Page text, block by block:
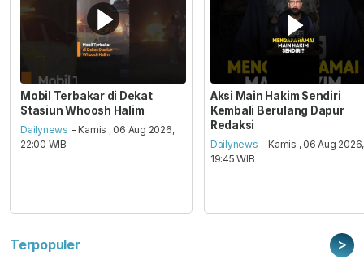
Mobil Terbakar di Dekat
Stasiun Whoosh Halim
Dailynews - Kamis , 06 Aug 2026,
22:00 WIB
Aksi Main Hakim Sendiri
Kembali Berulang Dapur
Redaksi
Dailynews - Kamis , 06 Aug 2026,
19:45 WIB
Terpopuler >